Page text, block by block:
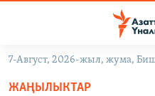
Навигацияга
өтүңүз
7-Август, 2026-жыл, жума,
ЖАҢЫЛЫКТАР